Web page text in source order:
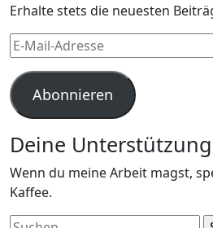
Erhalte stets die neuesten
E-
Mail-
Adresse
Abonnieren
Deine Unterstützung
Wenn du meine Arbeit magst,
Kaffee.
Suchen